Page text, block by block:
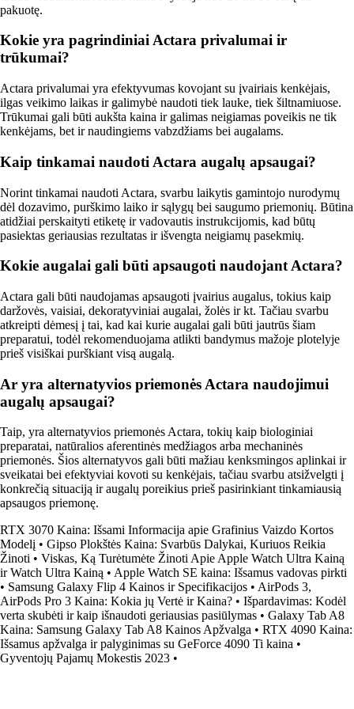
pakuotę.
Kokie yra pagrindiniai Actara privalumai ir
trūkumai?
Actara privalumai yra efektyvumas kovojant su įvairiais kenkėjais,
ilgas veikimo laikas ir galimybė naudoti tiek lauke, tiek šiltnamiuose.
Trūkumai gali būti aukšta kaina ir galimas neigiamas poveikis ne tik
kenkėjams, bet ir naudingiems vabzdžiams bei augalams.
Kaip tinkamai naudoti Actara augalų apsaugai?
Norint tinkamai naudoti Actara, svarbu laikytis gamintojo nurodymų
dėl dozavimo, purškimo laiko ir sąlygų bei saugumo priemonių. Būtina
atidžiai perskaityti etiketę ir vadovautis instrukcijomis, kad būtų
pasiektas geriausias rezultatas ir išvengta neigiamų pasekmių.
Kokie augalai gali būti apsaugoti naudojant Actara?
Actara gali būti naudojamas apsaugoti įvairius augalus, tokius kaip
daržovės, vaisiai, dekoratyviniai augalai, žolės ir kt. Tačiau svarbu
atkreipti dėmesį į tai, kad kai kurie augalai gali būti jautrūs šiam
preparatui, todėl rekomenduojama atlikti bandymus mažoje plotelyje
prieš visiškai purškiant visą augalą.
Ar yra alternatyvios priemonės Actara naudojimui
augalų apsaugai?
Taip, yra alternatyvios priemonės Actara, tokių kaip biologiniai
preparatai, natūralios aferentinės medžiagos arba mechaninės
priemonės. Šios alternatyvos gali būti mažiau kenksmingos aplinkai ir
sveikatai bei efektyviai kovoti su kenkėjais, tačiau svarbu atsižvelgti į
konkrečią situaciją ir augalų poreikius prieš pasirinkiant tinkamiausią
apsaugos priemonę.
RTX 3070 Kaina: Išsami Informacija apie Grafinius Vaizdo Kortos
Modelį • Gipso Plokštės Kaina: Svarbūs Dalykai, Kuriuos Reikia
Žinoti • Viskas, Ką Turėtumėte Žinoti Apie Apple Watch Ultra Kainą
ir Watch Ultra Kainą • Apple Watch SE kaina: Išsamus vadovas pirkti
• Samsung Galaxy Flip 4 Kainos ir Specifikacijos • AirPods 3,
AirPods Pro 3 Kaina: Kokia jų Vertė ir Kaina? • Išpardavimas: Kodėl
verta skubėti ir kaip išnaudoti geriausias pasiūlymas • Galaxy Tab A8
Kaina: Samsung Galaxy Tab A8 Kainos Apžvalga • RTX 4090 Kaina:
Išsamus apžvalga ir palyginimas su GeForce 4090 Ti kaina •
Gyventojų Pajamų Mokestis 2023 •